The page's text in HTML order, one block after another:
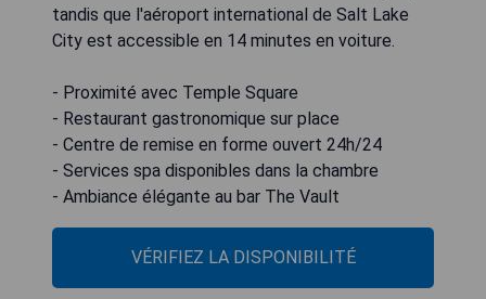
tandis que l'aéroport international de Salt Lake
City est accessible en 14 minutes en voiture.
- Proximité avec Temple Square
- Restaurant gastronomique sur place
- Centre de remise en forme ouvert 24h/24
- Services spa disponibles dans la chambre
- Ambiance élégante au bar The Vault
VÉRIFIEZ LA DISPONIBILITÉ